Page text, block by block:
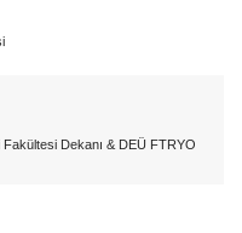
Fakültesi Dekanı & DEÜ FTRYO